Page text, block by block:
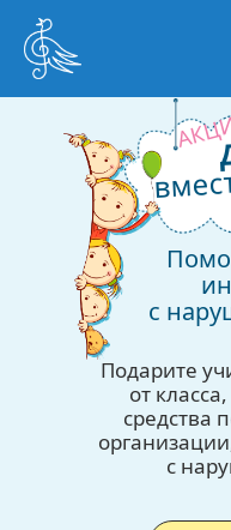
с
Подарите
от
средства
с